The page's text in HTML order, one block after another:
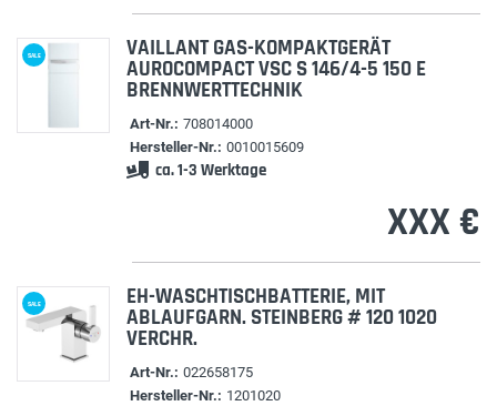
SALE VAILLANT GAS-KOMPAKTGERÄT
AUROCOMPACT VSC S 146/4-5 150 E
BRENNWERTTECHNIK
Art-Nr.: 708014000
Hersteller-Nr.: 0010015609
ca. 1-3 Werktage
XXX €
SALE EH-WASCHTISCHBATTERIE, MIT
ABLAUFGARN. STEINBERG # 120 1020
VERCHR.
Art-Nr.: 022658175
Hersteller-Nr.: 1201020